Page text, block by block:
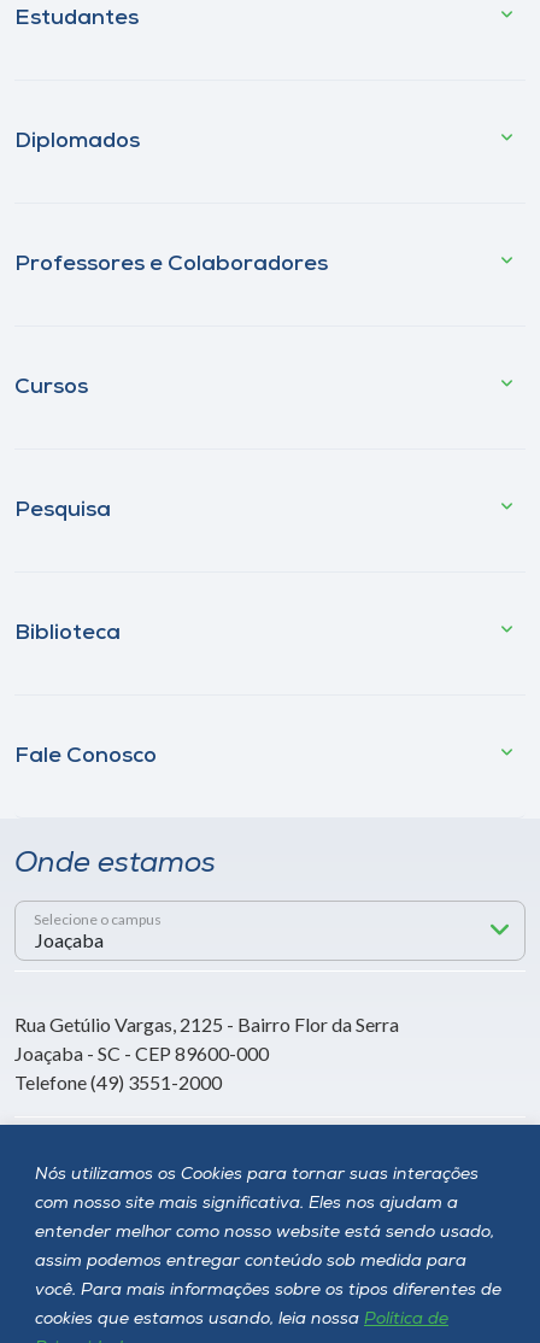
Nós utilizamos os Cookies para tornar suas interações
com nosso site mais significativa. Eles nos ajudam a
entender melhor como nosso website está sendo usado,
assim podemos entregar conteúdo sob medida para
você. Para mais informações sobre os tipos diferentes de
cookies que estamos usando, leia nossa Política de
Estudantes
Diplomados
Professores e Colaboradores
Cursos
Pesquisa
Biblioteca
Fale Conosco
Onde estamos
Selecione o campus
Rua Getúlio Vargas, 2125 - Bairro Flor da Serra
Joaçaba - SC - CEP 89600-000
Telefone (49) 3551-2000
Siga a Unoesc